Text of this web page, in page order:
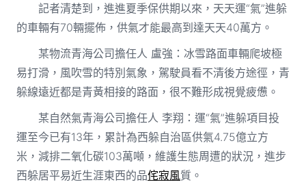
記者清楚到，進進夏季保供期以來，天天運“氣”進躲
的車輛有70輛擺佈，供氣才能最高到達天天40萬方。
某物流青海公司擔任人 盧強：冰雪路面車輛爬坡極
易打滑，風吹雪的特別氣象，駕駛員看不清後方途徑，青
躲線遠近都是青黃相接的路面，很不難形成視覺疲憊。
某自然氣青海公司擔任人 李翔：運“氣”進躲項目投
運至今已有13年，累計為西躲自治區供氣4.75億立方
米，減排二氧化碳103萬噸，維護生態周遭的狀況，進步
西躲居平易近生涯東西的品侘寂風質。